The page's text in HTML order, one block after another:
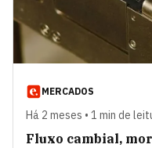
MERCADOS
Há 2 meses • 1 min de
Fluxo cambial,